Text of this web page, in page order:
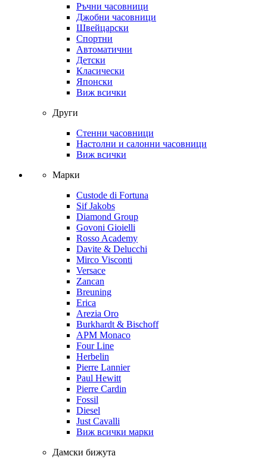
Ръчни часовници
Джобни часовници
Швейцарски
Спортни
Автоматични
Детски
Класически
Японски
Виж всички
Други
Стенни часовници
Настолни и салонни часовници
Виж всички
Марки
Custode di Fortuna
Sif Jakobs
Diamond Group
Govoni Gioielli
Rosso Academy
Davite & Delucchi
Mirco Visconti
Versace
Zancan
Breuning
Erica
Arezia Oro
Burkhardt & Bischoff
APM Monaco
Four Line
Herbelin
Pierre Lannier
Paul Hewitt
Pierre Cardin
Fossil
Diesel
Just Cavalli
Виж всички марки
Дамски бижута